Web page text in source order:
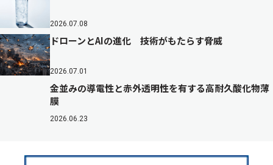
2026.07.08
ドローンとAIの進化 技術がもたらす脅威
2026.07.01
金並みの導電性と赤外透明性を有する高耐久酸化物薄
膜
2026.06.23